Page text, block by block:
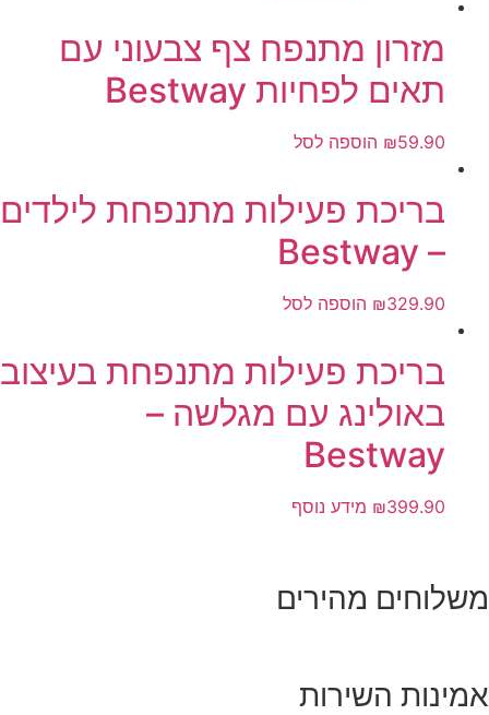
מזרון מתנפח צף צבעוני עם
תאים לפחיות Bestway
₪59.90 הוספה לסל
בריכת פעילות מתנפחת לילדים
– Bestway
₪329.90 הוספה לסל
בריכת פעילות מתנפחת בעיצוב
באולינג עם מגלשה –
Bestway
₪399.90 מידע נוסף
משלוחים מהירים
אמינות השירות